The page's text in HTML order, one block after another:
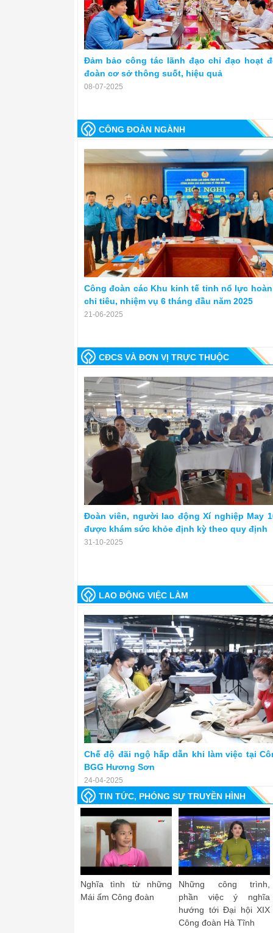
Đảm bảo công tác lãnh đạo chỉ đạo hoạt
đoàn cơ sở thông suốt, hiệu quả
08-07-2025
CÔNG ĐOÀN NGÀNH
Công đoàn các Khu kinh tế tỉnh nổ lực
chỉ tiêu, nhiệm vụ 6 tháng đầu năm 2025
21-06-2025
CĐCS VÀ ĐƠN VỊ TRỰC THUỘC
Đoàn viên, người lao động Xí nghiệp May
được khám sức khỏe định kỳ theo quy định
31-10-2025
LAO ĐỘNG VIỆC LÀM
Chế độ đãi ngộ hấp dẫn khi làm việc tại
BGG Hương Sơn
24-04-2025
TIN TỨC, PHÓNG SỰ TRUYỀN HÌNH
Công đoàn Hà Tĩnh -
Dấu ấn nhiệm kỳ
Lễ công bố và trao giải
Cuộc vận động sáng
tác về công đoàn, đoàn
viên, người lao động
Công
yêu -